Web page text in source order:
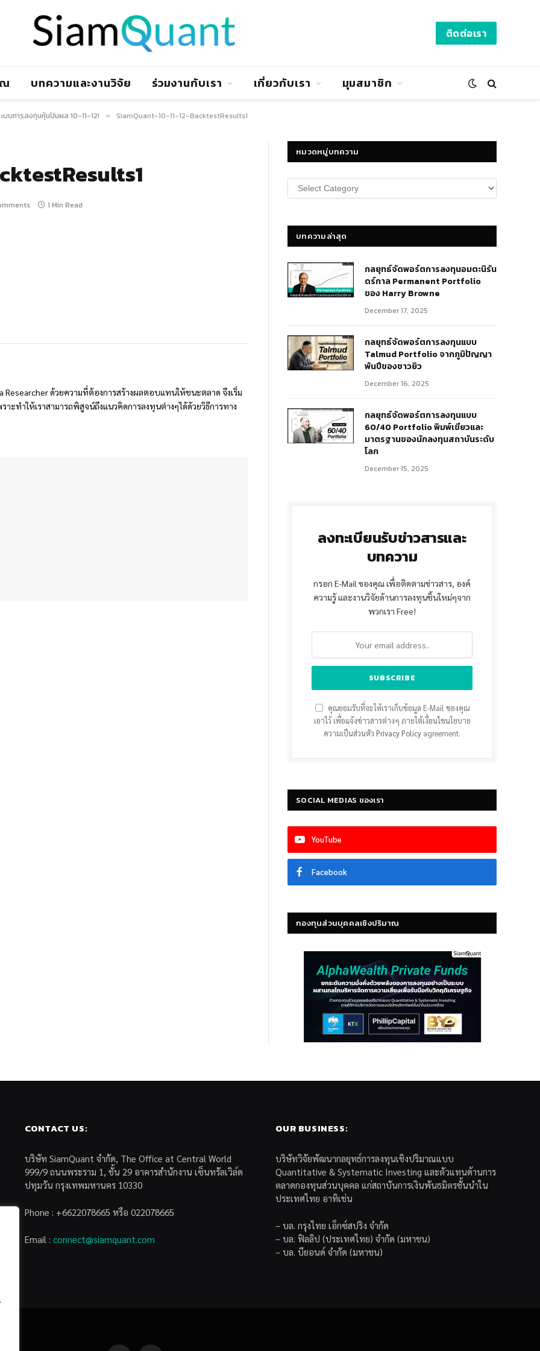
ติดต่อเรา
บทความและงานวิจัย ร่วมงานกับเรา เกี่ยวกับเรา มุมสมาชิก
บบการลงทุนหุ้นปันผล 10-11-12! » SiamQuant-10-11-12-BacktestResults1
1 Min Read
Researcher ด้วยความที่ต้องการสร้างผลตอบแทนให้ชนะตลาด จึงเริ่ม
ะทำให้เราสามารถพิสูจน์ถึงแนวคิดการลงทุนต่างๆได้ด้วยวิธีการทาง
หมวดหมู่บทความ
หมวด
หมู่
บทความล่าสุด
กลยุทธ์​จัดพอร์ตการลงทุนอมตะนิรัน
ดร์กาล Permanent Portfolio
ของ Harry Browne
December 17, 2025
กลยุทธ์จัดพอร์ตการลงทุนแบบ
Talmud Portfolio จากภูมิปัญญา
พันปีของชาวยิว
December 16, 2025
กลยุทธ์จัดพอร์ตการลงทุนแบบ
60/40 Portfolio พิมพ์เขียวและ
มาตรฐานของนักลงทุนสถาบันระดับ
โลก
December 15, 2025
ลงทะเบียนรับข่าวสารและ
บทความ
กรอก E-Mail ของคุณ เพื่อติดตามข่าวสาร, องค์
ความรู้ และงานวิจัยด้านการลงทุนชิ้นใหม่ๆจาก
พวกเรา Free!
คุณยอมรับที่จะให้เราเก็บข้อมูล E-Mail ของคุณ
เอาไว้ เพื่อแจ้งข่าวสารต่างๆ ภายใต้เงื่อนไขนโยบาย
ความเป็นส่วนตัว Privacy Policy agreement.
SOCIAL MEDIAS ของเรา
YouTube
Facebook
กองทุนส่วนบุคคลเชิงปริมาณ
CONTACT US:
บริษัท SiamQuant จำกัด, The Office at Central World
999/9 ถนนพระราม 1, ชั้น 29 อาคารสำนักงาน เซ็นทรัลเวิล์ด
ปทุมวัน กรุงเทพมหานคร 10330
Phone : +6622078665 หรือ 022078665
Email : connect@siamquant.com
OUR BUSINESS:
บริษัทวิจัยพัฒนากลยุทธ์การลงทุนเชิงปริมาณแบบ
Quantitative & Systematic Investing และตัวแทนด้านการ
ตลาดกองทุนส่วนบุคคล แก่สถาบันการเงินพันธมิตรชั้นนำใน
ประเทศไทย อาทิเช่น
– บล. กรุงไทย เอ็กซ์สปริง จำกัด
– บล. ฟิลลิป (ประเทศไทย) จำกัด (มหาชน)
– บล. บียอนด์ จำกัด (มหาชน)